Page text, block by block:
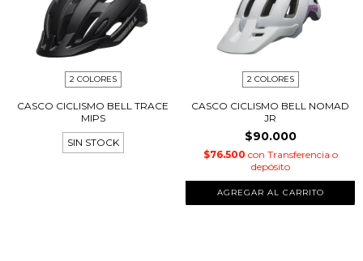
2 COLORES
CASCO CICLISMO BELL TRACE
MIPS
SIN STOCK
2 COLORES
CASCO CICLISMO BELL NOMAD
JR
$90.000
$76.500 con Transferencia o
depósito
AGREGAR AL CARRITO